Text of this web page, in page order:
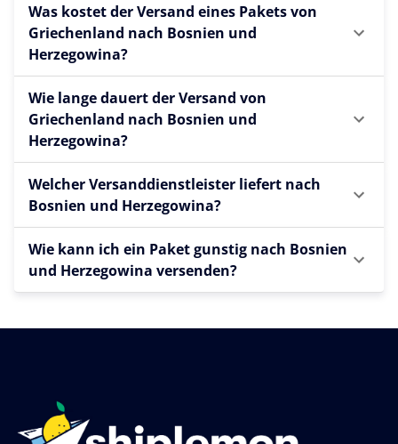
Was kostet der Versand eines Pakets von
Griechenland nach Bosnien und
Herzegowina?
Wie lange dauert der Versand von
Griechenland nach Bosnien und
Herzegowina?
Welcher Versanddienstleister liefert nach
Bosnien und Herzegowina?
Wie kann ich ein Paket gunstig nach Bosnien
und Herzegowina versenden?